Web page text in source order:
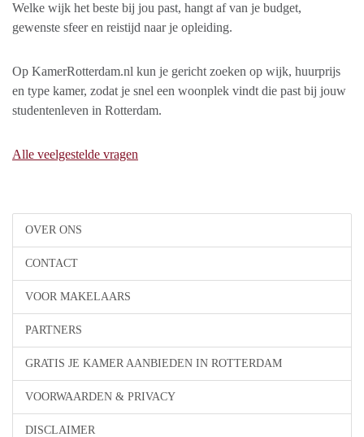
OVER ONS
CONTACT
VOOR MAKELAARS
PARTNERS
GRATIS JE KAMER AANBIEDEN IN ROTTERDAM
VOORWAARDEN & PRIVACY
DISCLAIMER
Welke wijk het beste bij jou past, hangt af van je budget,
gewenste sfeer en reistijd naar je opleiding.
Op KamerRotterdam.nl kun je gericht zoeken op wijk, huurprijs
en type kamer, zodat je snel een woonplek vindt die past bij jouw
studentenleven in Rotterdam.
Alle veelgestelde vragen